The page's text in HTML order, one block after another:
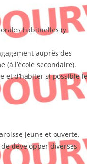
habituelles (y
auprès des
(à l’école secondaire).
et d’habiter si possible le
jeune et ouverte.
développer diverses